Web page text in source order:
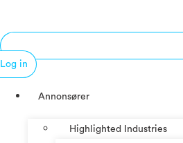
Log in
Annonsører
Highlighted Industries